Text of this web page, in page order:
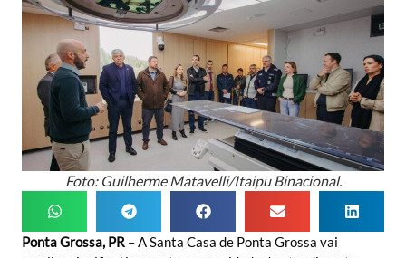
Foto: Guilherme Matavelli/Itaipu Binacional.
Ponta Grossa, PR – A Santa Casa de Ponta Grossa vai